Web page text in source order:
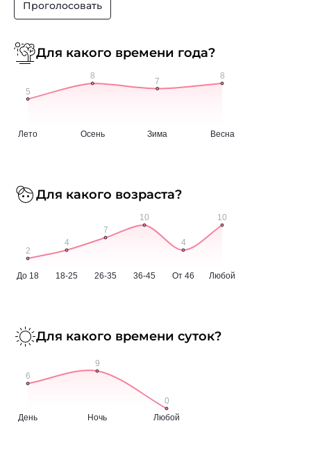
Проголосовать
Для какого времени года?
Для какого возраста?
Для какого времени суток?